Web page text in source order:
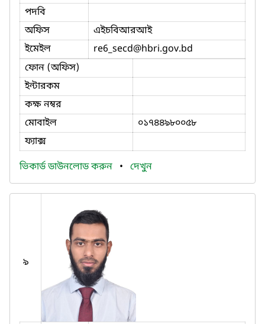
পদবি
অফিস
এইচবিআরআই
ইমেইল
re6_secd@hbri.gov.bd
ফোন (অফিস)
ইন্টারকম
কক্ষ নম্বর
মোবাইল
০১৭৪৪৯৮০০৫৮
ফ্যাক্স
ভিকার্ড ডাউনলোড করুন • দেখুন
৯